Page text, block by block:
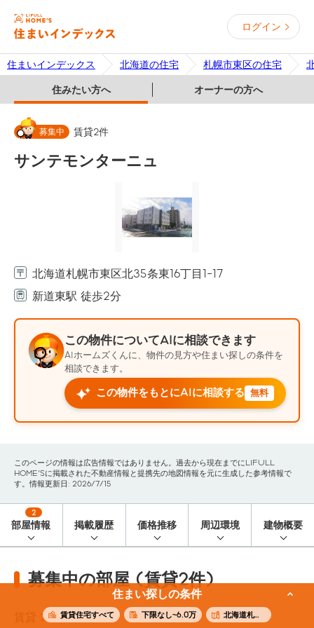
ログイン
住まいインデックス 北海道の住宅 札幌市東区の住宅
住みたい方へ オーナーの方へ
住まい探しの条件
賃貸住宅すべて 下限なし~6.0万 北海道札幌市東区
募集中 賃貸2件
サンテモンターニュ
北海道札幌市東区北35条東16丁目1-17
新道東駅 徒歩2分
この物件についてAIに相談できます
AIホームズくんに、物件の見方や住まい探しの条件を
相談できます。
この物件をもとにAIに相談する 無料
このページの情報は広告情報ではありません。過去から現在までにLIFULL
HOME'Sに掲載された不動産情報と提携先の地図情報を元に生成した参考情報で
す。情報更新日: 2026/7/15
部屋情報
2
掲載履歴 価格推移 周辺環境 建物概要
募集中の部屋 (賃貸2件)
2 件